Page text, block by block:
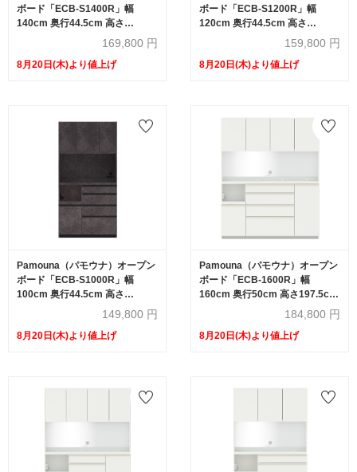
ボード「ECB-S1400R」幅
140cm 奥行44.5cm 高さ
197.5cm 開き扉 ハイカウンター
169,800 円
8月20日(木)より値上げ
ボード「ECB-S1200R」幅
120cm 奥行44.5cm 高さ
197.5cm 開き扉 ハイカウンター
159,800 円
8月20日(木)より値上げ
Pamouna（パモウナ）オープン
ボード「ECB-S1000R」幅
100cm 奥行44.5cm 高さ
197.5cm 開き扉 ハイカウンター
149,800 円
8月20日(木)より値上げ
Pamouna（パモウナ）オープン
ボード「ECB-1600R」幅
160cm 奥行50cm 高さ197.5cm
開き扉 ハイカウンター 全3色
184,800 円
8月20日(木)より値上げ